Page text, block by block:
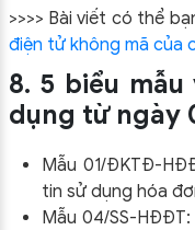
>>>> Bài viết có thể
điện tử không mã của
8. 5 biểu
dụng từ ngày
Mẫu 01/ĐKTĐ-
tin sử dụng hóa
Mẫu 04/SS-